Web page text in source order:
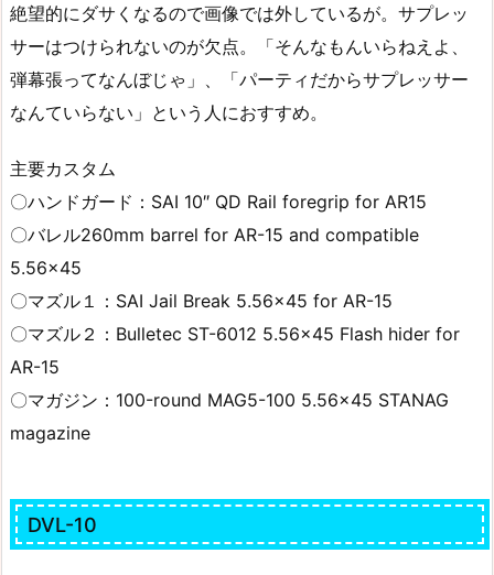
絶望的にダサくなるので画像では外しているが。サプレッ
サーはつけられないのが欠点。「そんなもんいらねえよ、
弾幕張ってなんぼじゃ」、「パーティだからサプレッサー
なんていらない」という人におすすめ。
主要カスタム
〇ハンドガード：SAI 10″ QD Rail foregrip for AR15
〇バレル260mm barrel for AR-15 and compatible
5.56×45
〇マズル１：SAI Jail Break 5.56×45 for AR-15
〇マズル２：Bulletec ST-6012 5.56×45 Flash hider for
AR-15
〇マガジン：100-round MAG5-100 5.56×45 STANAG
magazine
DVL-10